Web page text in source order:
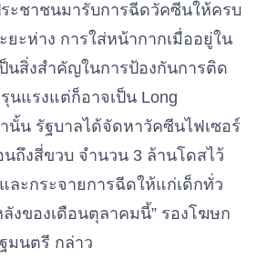
ะชาชนมารับการฉีดวัคซีนให้ครบ
ยะห่าง การใส่หน้ากากเมื่ออยู่ใน
นสิ่งสำคัญในการป้องกันการติด
นแรงแต่ก็อาจเป็น Long
นั้น รัฐบาลได้จัดหาวัคซีนไฟเซอร์
นถึงสี่ขวบ จำนวน 3 ล้านโดสไว้
ละกระจายการฉีดให้แก่เด็กทั่ว
ลังของเดือนตุลาคมนี้” รองโฆษก
มนตรี กล่าว